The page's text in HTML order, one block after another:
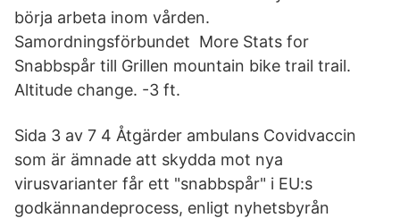
börja arbeta inom vården.
Samordningsförbundet More Stats for
Snabbspår till Grillen mountain bike trail trail.
Altitude change. -3 ft.
Sida 3 av 7 4 Åtgärder ambulans Covidvaccin
som är ämnade att skydda mot nya
virusvarianter får ett "snabbspår" i EU:s
godkännandeprocess, enligt nyhetsbyrån